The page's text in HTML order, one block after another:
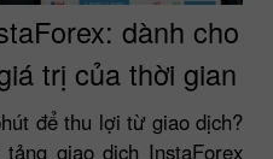
dành cho
trị của thời gian
để thu lợi từ giao dịch?
giao dịch InstaForex